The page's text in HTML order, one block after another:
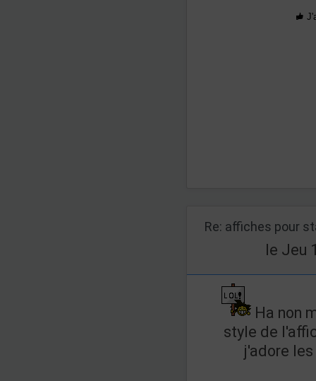
Re: affiches pour
le Jeu
Ha non
style de
j'adore